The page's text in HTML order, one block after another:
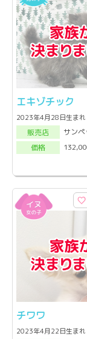
エキゾチック
2023年4月28日生まれ
販売店
サン
価格
チワワ
2023年4月22日生まれ